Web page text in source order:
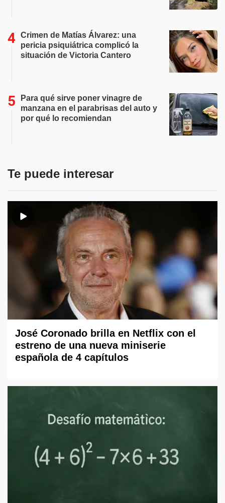
Crimen de Matías Álvarez: una
pericia psiquiátrica complicó la
situación de Victoria Cantero
Para qué sirve poner vinagre de
manzana en el parabrisas del auto y
por qué lo recomiendan
Te puede interesar
José Coronado brilla en Netflix con el
estreno de una nueva miniserie
española de 4 capítulos